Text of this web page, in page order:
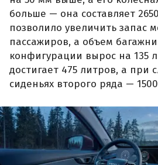
больше — она составляет
позволило увеличить запас
пассажиров, а объем
конфигурации вырос на 135
достигает 475 литров, а при
сиденьях второго ряда —